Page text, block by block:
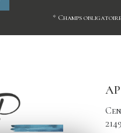
* Champs